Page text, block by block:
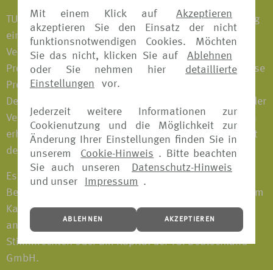
Mit einem Klick auf
Akzeptieren
akzeptieren Sie den Einsatz der nicht
funktionsnotwendigen Cookies. Möchten
Sie das nicht, klicken Sie auf
Ablehnen
oder Sie nehmen hier
detaillierte
Einstellungen
vor.
Jederzeit weitere Informationen zur
Cookienutzung und die Möglichkeit zur
Änderung Ihrer Einstellungen finden Sie in
unserem
Cookie-Hinweis . Bitte beachten
Sie auch unseren
Datenschutz-Hinweis
und unser
Impressum .
ABLEHNEN AKZEPTIEREN
TUI Deutschland GmbH bietet im Zuge der Vermittlung
eine Beratung an und erhält für die erfolgreiche
Vermittlung eines Versicherungsvertrages eine
Provision vom jeweiligen Versicherungsanbieter. Diese
Provision ist somit nicht separat von Ihnen an TUI
Deutschland GmbH zu bezahlen, sondern bereits in der
Versicherungsprämie enthalten. Weitere Vergütungen
erhält TUI Deutschland GmbH im Zusammenhang mit
der Vermittlung nicht.
Es bestehen keine direkten oder indirekten
Beteiligungen von über 10% an Stimmrechten oder am
Kapital eines Versicherungsunternehmens oder –
andersherum – von Versicherungsunternehmen an
Stimmrechten oder am Kapital der TUI Deutschland
GmbH.